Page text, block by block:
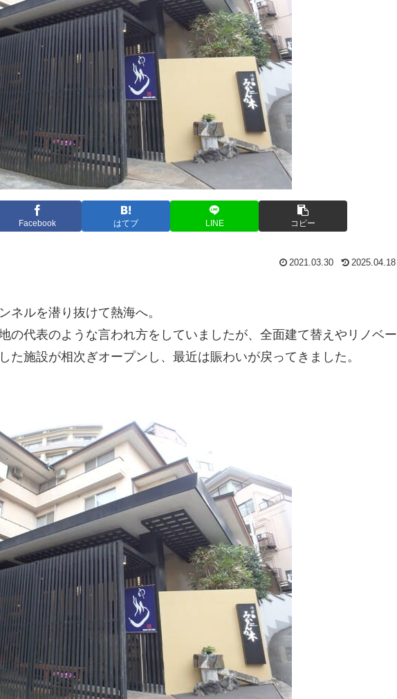
Facebook はてブ LINE コピー
2021.03.30 2025.04.18
ネルを潜り抜けて熱海へ。
の代表のような言われ方をしていましたが、全面建て替えやリノベー
た施設が相次ぎオープンし、最近は賑わいが戻ってきました。